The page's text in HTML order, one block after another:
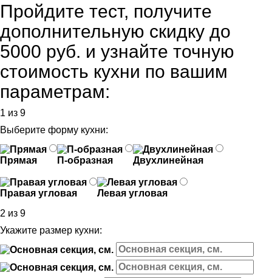
Пройдите тест, получите
дополнительную скидку до
5000 руб. и узнайте точную
стоимость кухни по вашим
параметрам:
1 из 9
Выберите форму кухни:
Прямая П-образная Двухлинейная
Правая угловая
Левая угловая
2 из 9
Укажите размер кухни: